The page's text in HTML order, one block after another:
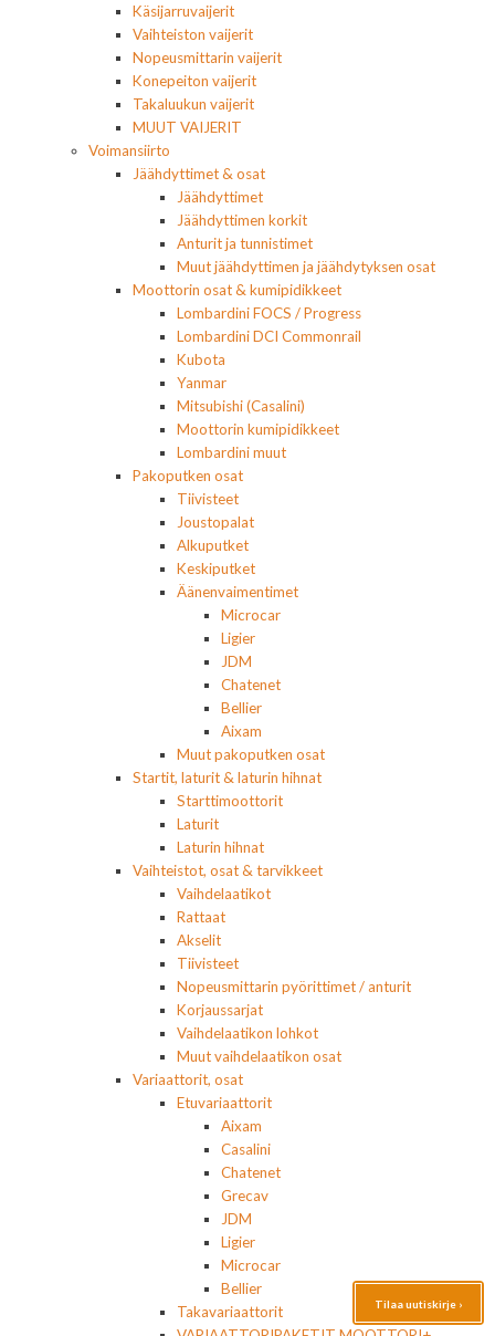
Käsijarruvaijerit
Vaihteiston vaijerit
Nopeusmittarin vaijerit
Konepeiton vaijerit
Takaluukun vaijerit
MUUT VAIJERIT
Voimansiirto
Jäähdyttimet & osat
Jäähdyttimet
Jäähdyttimen korkit
Anturit ja tunnistimet
Muut jäähdyttimen ja jäähdytyksen osat
Moottorin osat & kumipidikkeet
Lombardini FOCS / Progress
Lombardini DCI Commonrail
Kubota
Yanmar
Mitsubishi (Casalini)
Moottorin kumipidikkeet
Lombardini muut
Pakoputken osat
Tiivisteet
Joustopalat
Alkuputket
Keskiputket
Äänenvaimentimet
Microcar
Ligier
JDM
Chatenet
Bellier
Aixam
Muut pakoputken osat
Startit, laturit & laturin hihnat
Starttimoottorit
Laturit
Laturin hihnat
Vaihteistot, osat & tarvikkeet
Vaihdelaatikot
Rattaat
Akselit
Tiivisteet
Nopeusmittarin pyörittimet / anturit
Korjaussarjat
Vaihdelaatikon lohkot
Muut vaihdelaatikon osat
Variaattorit, osat
Etuvariaattorit
Aixam
Casalini
Chatenet
Grecav
JDM
Ligier
Microcar
Bellier
Takavariaattorit
Tilaa uutiskirje ›